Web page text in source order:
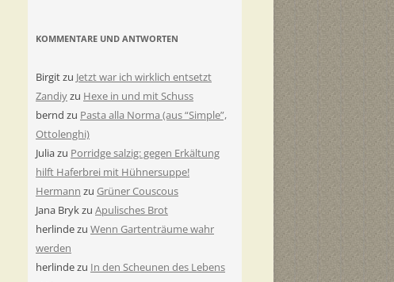
KOMMENTARE UND ANTWORTEN
Birgitzu Jetzt war ich wirklich entsetzt
Zandiyzu Hexe in und mit Schuss
bernd zu Pasta alla Norma (aus “Simple”,
Ottolenghi)
Juliazu Porridge salzig: gegen Erkältung
hilft Haferbrei mit Hühnersuppe!
Hermann zu Grüner Couscous
Jana Brykzu Apulisches Brot
herlindezu Wenn Gartenträume wahr
werden
herlindezu In den Scheunen des Lebens